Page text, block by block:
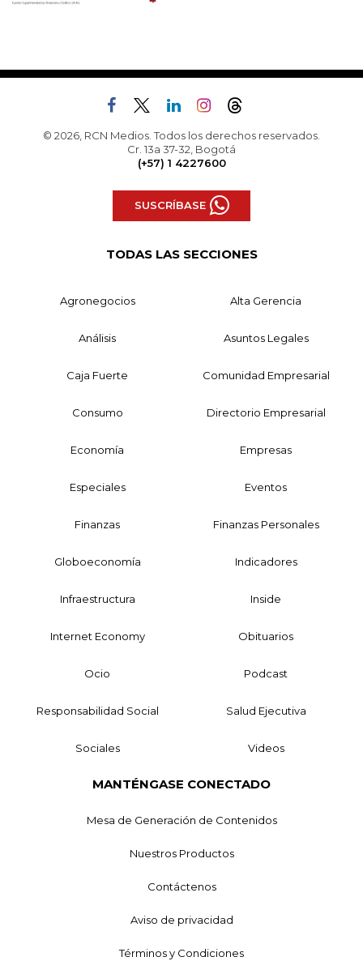
© 2026, RCN Medios. Todos los derechos reservados.
Cr. 13a 37-32, Bogotá
(+57) 1 4227600
SUSCRÍBASE
TODAS LAS SECCIONES
Agronegocios Alta Gerencia
Análisis Asuntos Legales
Caja Fuerte Comunidad Empresarial
Consumo Directorio Empresarial
Economía Empresas
Especiales Eventos
Finanzas Finanzas Personales
Globoeconomía Indicadores
Infraestructura Inside
Internet Economy Obituarios
Ocio Podcast
Responsabilidad Social Salud Ejecutiva
Sociales Videos
MANTÉNGASE CONECTADO
Mesa de Generación de Contenidos
Nuestros Productos
Contáctenos
Aviso de privacidad
Términos y Condiciones